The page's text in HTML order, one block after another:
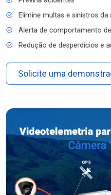
Elimine multas e sinistros
Alerta de comportamento
Redução de desperdícios e
Solicite uma